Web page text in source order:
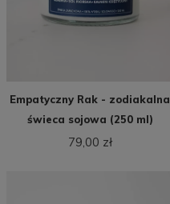
Empatyczny Rak - zodiakalna
świeca sojowa (250 ml)
79,00 zł